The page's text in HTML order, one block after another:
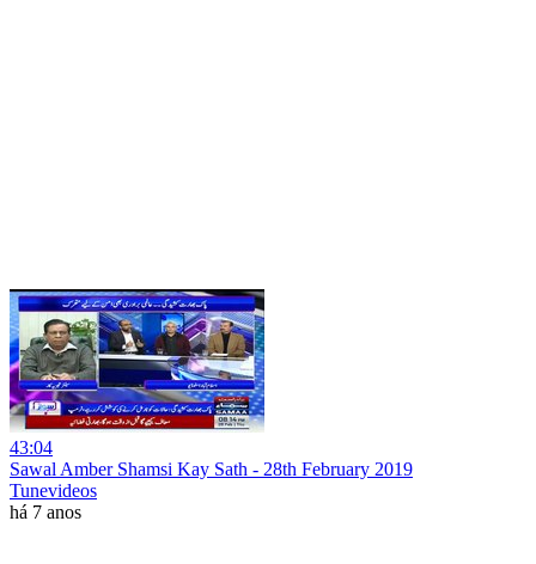
43:04
Sawal Amber Shamsi Kay Sath - 28th February 2019
Tunevideos
há 7 anos